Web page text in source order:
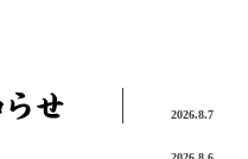
2026.8.7